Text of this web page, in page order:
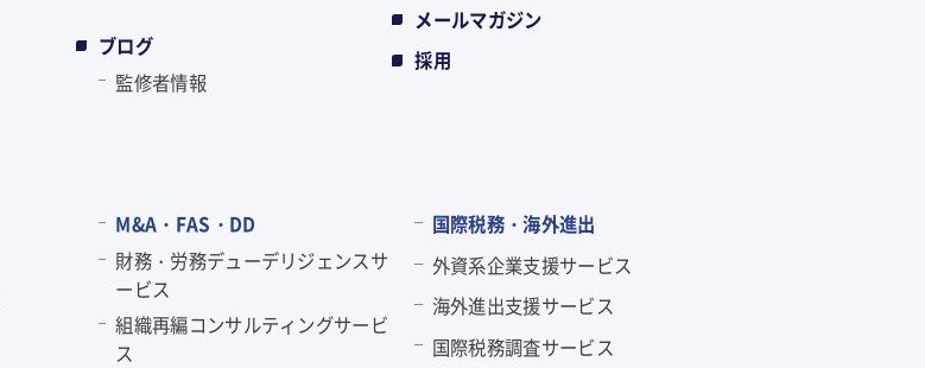
ブログ
監修者情報
メールマガジン
採用
M&A・FAS・DD
財務・労務デューデリジェンスサ
ービス
組織再編コンサルティングサービ
ス
国際税務・海外進出
外資系企業支援サービス
海外進出支援サービス
国際税務調査サービス